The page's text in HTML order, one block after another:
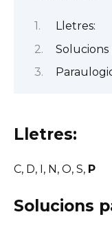
Lletres:
Solucions
Lletres:
C, D, I, N, O, S, P
Solucions